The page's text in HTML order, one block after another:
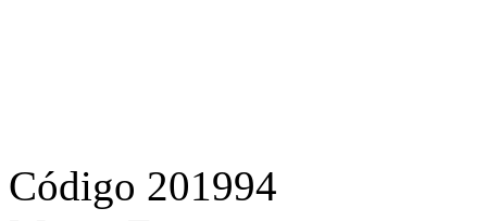
Altura máxima (m) 54 /